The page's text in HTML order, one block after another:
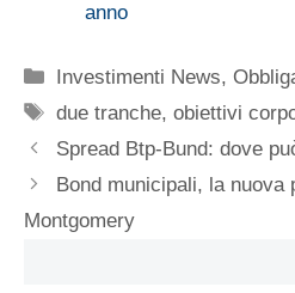
anno
Categorie
Investimenti News,
Tag
due tranche,obiettivi
Spread Btp-Bund: dove
Bond municipali, la nuova
Montgomery